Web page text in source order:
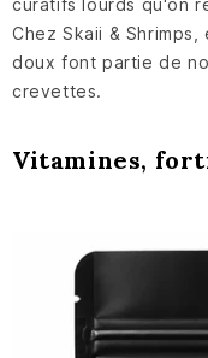
Chez Skaii &
doux font partie de
crevettes.
Vitamines,